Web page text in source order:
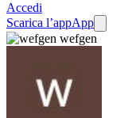
Accedi
Scarica l’appApp